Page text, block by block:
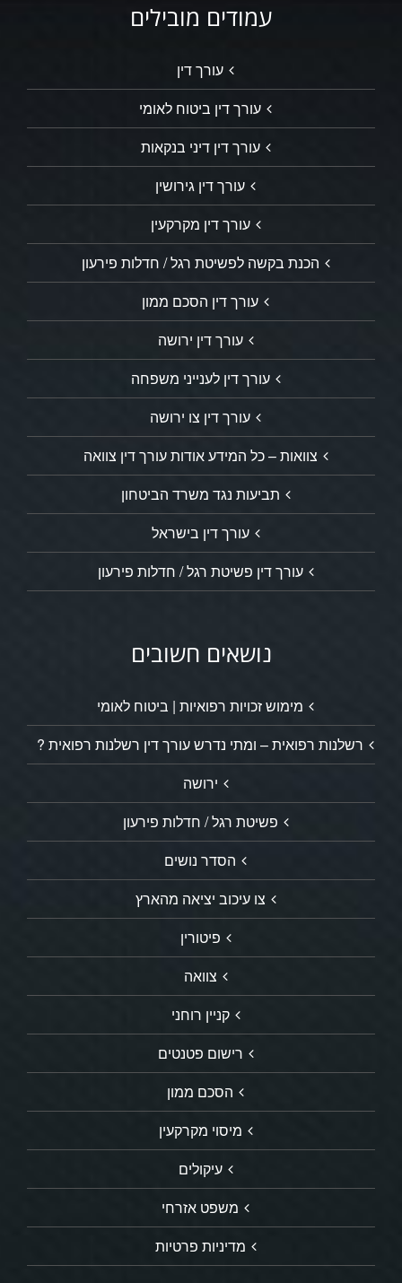
עמודים מובילים
עורך דין
עורך דין ביטוח לאומי
עורך דין דיני בנקאות
עורך דין גירושין
עורך דין מקרקעין
הכנת בקשה לפשיטת רגל / חדלות פירעון
עורך דין הסכם ממון
עורך דין ירושה
עורך דין לענייני משפחה
עורך דין צו ירושה
צוואות – כל המידע אודות עורך דין צוואה
תביעות נגד משרד הביטחון
עורך דין בישראל
עורך דין פשיטת רגל / חדלות פירעון
נושאים חשובים
מימוש זכויות רפואיות | ביטוח לאומי
רשלנות רפואית – ומתי נדרש עורך דין רשלנות רפואית ?
ירושה
פשיטת רגל / חדלות פירעון
הסדר נושים
צו עיכוב יציאה מהארץ
פיטורין
צוואה
קניין רוחני
רישום פטנטים
הסכם ממון
מיסוי מקרקעין
עיקולים
משפט אזרחי
מדיניות פרטיות